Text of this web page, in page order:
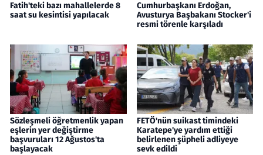
Fatih'teki bazı mahallelerde 8
saat su kesintisi yapılacak
Cumhurbaşkanı Erdoğan,
Avusturya Başbakanı Stocker'i
resmi törenle karşıladı
Sözleşmeli öğretmenlik yapan
eşlerin yer değiştirme
başvuruları 12 Ağustos'ta
başlayacak
FETÖ'nün suikast timindeki
Karatepe'ye yardım ettiği
belirlenen şüpheli adliyeye
sevk edildi